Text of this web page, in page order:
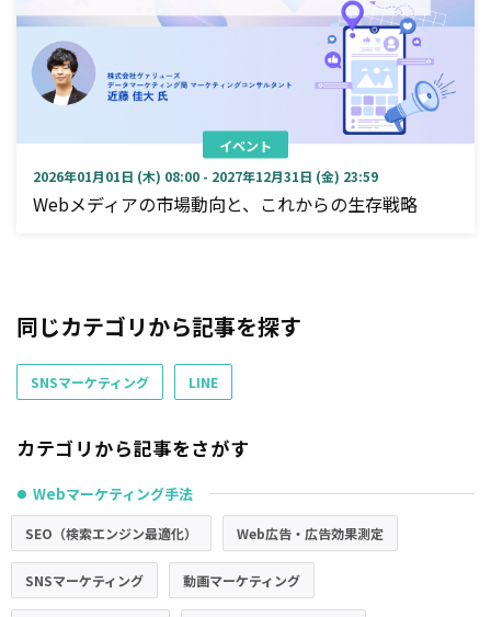
イベント
2026年01月01日 (木) 08:00 - 2027年12月31日 (金) 23:59
Webメディアの市場動向と、これからの生存戦略
同じカテゴリから記事を探す
SNSマーケティング LINE
カテゴリから記事をさがす
● Webマーケティング手法
SEO（検索エンジン最適化） Web広告・広告効果測定
SNSマーケティング 動画マーケティング